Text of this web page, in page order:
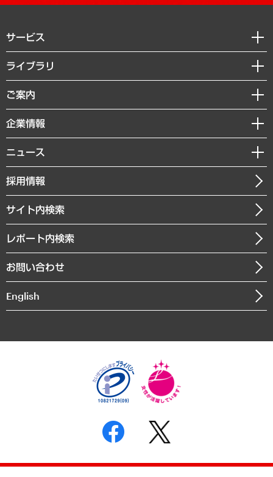
サービス
経営戦略
組織・人事戦略
デジタルイノベーション
共生・ダイバーシティ
GRC（ガバナンス・リスク・コンプライアンス）・防災（政策）
経済・産業・雇用・労働
まちづくり・観光・交通・スポーツ・スマートシティ
自然資源・農林水産業・食料システム
ライブラリ
経済調査
レポート
コラム
経営用語集
受託・受注実績（官公庁関連）
メディア掲載・出演
ご案内
セミナー・イベント情報
MUFGビジネスセミナー
受託案件情報
企業情報
私たちの想い
社長メッセージ
会社概要
沿革
組織図・本部部室紹介
インドネシア現地法人
個人情報保護方針
反社会的勢力に対する基本方針
書面による個人情報の開示等の請求の手続きについて
ニュース
ニュースリリース
お知らせ
採用情報
サイト内検索
レポート内検索
お問い合わせ
English